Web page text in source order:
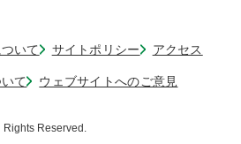
いて サイトポリシー アクセス
て ウェブサイトへのご意見
Rights Reserved.